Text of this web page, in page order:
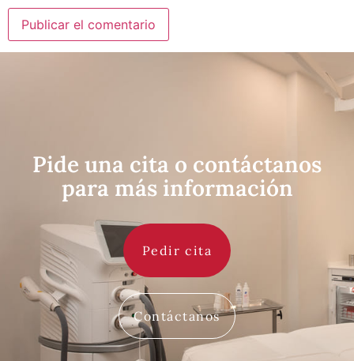
Pide una cita o contáctanos
para más información
Pedir cita
Contáctanos